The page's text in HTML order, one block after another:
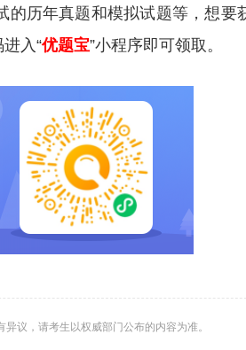
的历年真题和模拟试题等，想要
入“优题宝”小程序即可领取。
议，请考生以权威部门公布的内容为准。